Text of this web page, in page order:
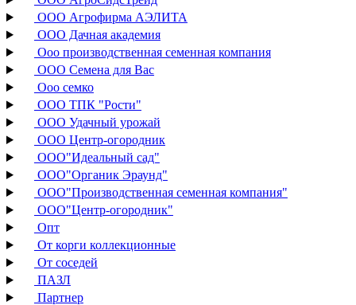
ООО Агрофирма АЭЛИТА
ООО Дачная академия
Ооо производственная семенная компания
ООО Семена для Вас
Ооо семко
ООО ТПК "Рости"
ООО Удачный урожай
ООО Центр-огородник
ООО"Идеальный сад"
ООО"Органик Эраунд"
ООО"Производственная семенная компания"
ООО"Центр-огородник"
Опт
От корги коллекционные
От соседей
ПАЗЛ
Партнер